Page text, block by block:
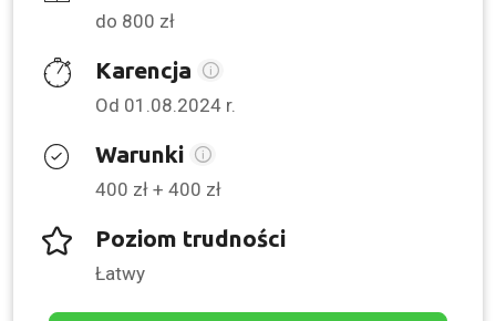
do 800 zł
Karencja
Od 01.08.2024 r.
Warunki
400 zł + 400 zł
Poziom trudności
Łatwy